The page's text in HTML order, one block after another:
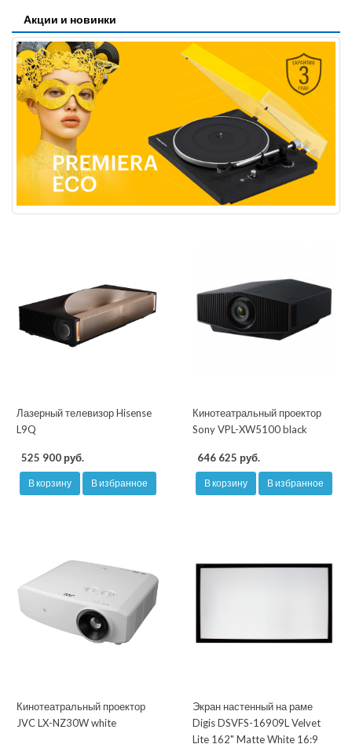
Акции и новинки
Лазерный телевизор Hisense
L9Q
525 900 руб.
В корзину В избранное
Кинотеатральный проектор
Sony VPL-XW5100 black
646 625 руб.
В корзину В избранное
Кинотеатральный проектор
JVC LX-NZ30W white
Экран настенный на раме
Digis DSVFS-16909L Velvet
Lite 162" Matte White 16:9